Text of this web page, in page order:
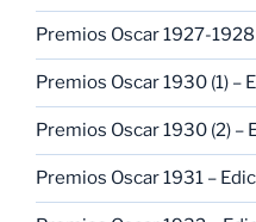
Premios Oscar 1927-
Premios Oscar 1930 (1) –
Premios Oscar 1930 (2) –
Premios Oscar 1931 –